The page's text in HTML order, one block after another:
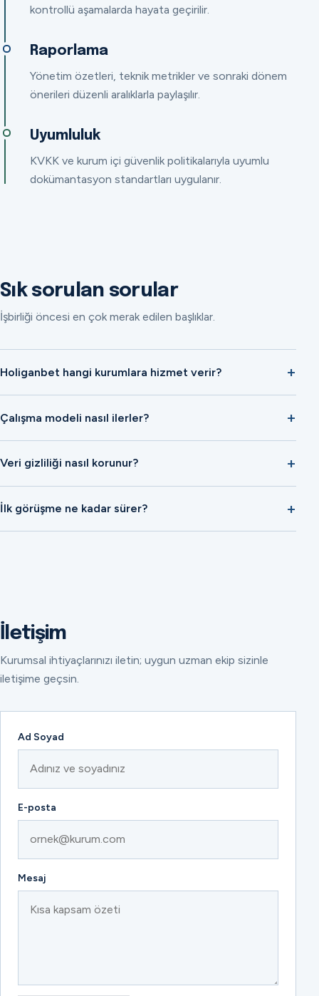
kontrollü aşamalarda hayata geçirilir.
Raporlama
Yönetim özetleri, teknik metrikler ve sonraki dönem
önerileri düzenli aralıklarla paylaşılır.
Uyumluluk
KVKK ve kurum içi güvenlik politikalarıyla uyumlu
dokümantasyon standartları uygulanır.
Sık sorulan sorular
İşbirliği öncesi en çok merak edilen başlıklar.
Holiganbet hangi kurumlara hizmet verir?
Çalışma modeli nasıl ilerler?
Veri gizliliği nasıl korunur?
İlk görüşme ne kadar sürer?
İletişim
Kurumsal ihtiyaçlarınızı iletin; uygun uzman ekip sizinle
iletişime geçsin.
Ad Soyad
E-posta
Mesaj